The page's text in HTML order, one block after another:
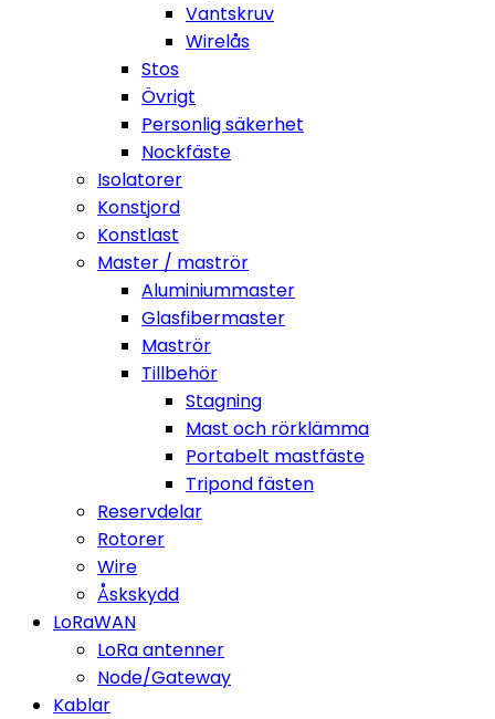
Vantskruv
Wirelås
Stos
Övrigt
Personlig säkerhet
Nockfäste
Isolatorer
Konstjord
Konstlast
Master / maströr
Aluminiummaster
Glasfibermaster
Maströr
Tillbehör
Stagning
Mast och rörklämma
Portabelt mastfäste
Tripond fästen
Reservdelar
Rotorer
Wire
Åskskydd
LoRaWAN
LoRa antenner
Node/Gateway
Kablar